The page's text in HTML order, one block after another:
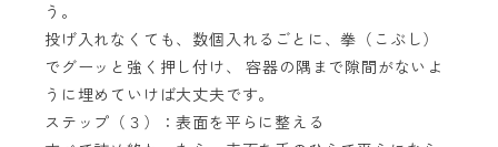
う。
投げ入れなくても、数個入れるごとに、拳（こぶし）
でグーッと強く押し付け、 容器の隅まで隙間がないよ
うに埋めていけば大丈夫です。
ステップ（３）：表面を平らに整える